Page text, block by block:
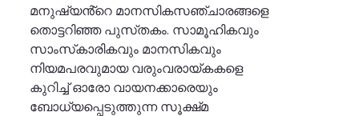
മനുഷ്യൻ്റെ മാനസികസഞ്ചാരങ്ങളെ
തൊട്ടറിഞ്ഞ പുസ്‌തകം. സാമൂഹികവും
സാംസ്‌കാരികവും മാനസികവും
നിയമപരവുമായ വരുംവരായ്ക‌കളെ
കുറിച്ച് ഓരോ വായനക്കാരെയും
ബോധ്യപ്പെടുത്തുന്ന സൂക്ഷ്‌മ